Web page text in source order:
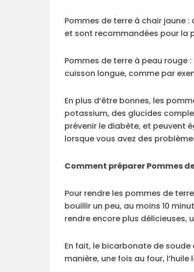
Pommes de terre à chair jaune
et sont recommandées pour la
Pommes de terre à peau rouge
cuisson longue, comme par
En plus d’être bonnes, les
potassium, des glucides
prévenir le diabète, et peuvent
lorsque vous avez des
Comment préparer Pommes
Pour rendre les pommes de
bouillir un peu, au moins 10
rendre encore plus délicieuses,
En fait, le bicarbonate de
manière, une fois au four,